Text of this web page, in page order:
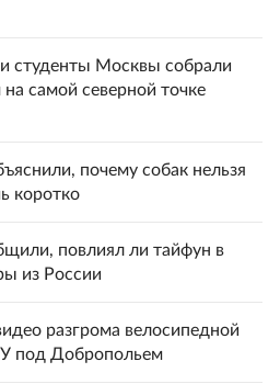
студенты Москвы собрали
самой северной точке
почему собак нельзя
коротко
повлиял ли тайфун в
из России
разгрома велосипедной
под Добропольем